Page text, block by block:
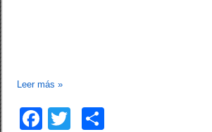
Leer más»
F